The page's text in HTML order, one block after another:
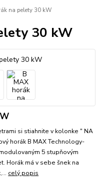
na pelety 30 kW
30 kW
si stiahnite v kolonke " NA
horák B MAX Technology-
5 stupňovým
Horák má v sebe šnek na
celý popis